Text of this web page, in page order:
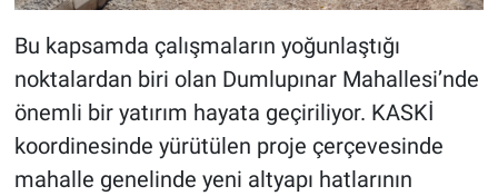
Bu kapsamda çalışmaların yoğunlaştığı
noktalardan biri olan Dumlupınar Mahallesi’nde
önemli bir yatırım hayata geçiriliyor. KASKİ
koordinesinde yürütülen proje çerçevesinde
mahalle genelinde yeni altyapı hatlarının